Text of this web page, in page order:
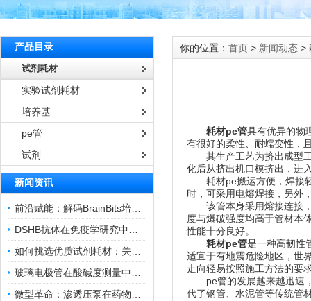
产品目录
试剂耗材
实验试剂耗材
培养基
pe管
试剂
新闻资讯
你的位置： 首页 > 新闻动态 >
耗材pe管具有优异的物
有很好的柔性、耐蠕变性，
其生产工艺为挤出成型工
化后从挤出机口模挤出，进
耗材pe搬运方便，焊接轻
时，可采用电熔焊接，另外
该管本身采用熔接连接，
度与爆破强度均高于管材本
性能十分良好。
耗材pe管是一种高韧性
适宜于有地震危险地区，世
走向轻易按照施工方法的要
pe管的发展越来越迅速，
代了钢管、水泥管等传统管